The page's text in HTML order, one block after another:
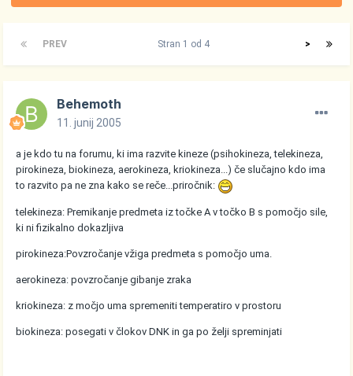
PREV >
Stran 1 od 4
Behemoth
11. junij 2005
a je kdo tu na forumu, ki ima razvite kineze (psihokineza, telekineza,
pirokineza, biokineza, aerokineza, kriokineza...) če slučajno kdo ima
to razvito pa ne zna kako se reče...priročnik:
telekineza: Premikanje predmeta iz točke A v točko B s pomočjo sile,
ki ni fizikalno dokazljiva
pirokineza:Povzročanje vžiga predmeta s pomočjo uma.
aerokineza: povzročanje gibanje zraka
kriokineza: z močjo uma spremeniti temperatiro v prostoru
biokineza: posegati v člokov DNK in ga po želji spreminjati